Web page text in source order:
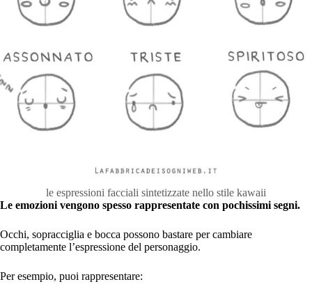
le espressioni facciali sintetizzate nello stile kawaii
Le emozioni vengono spesso rappresentate con pochissimi segni.
Occhi, sopracciglia e bocca possono bastare per cambiare
completamente l’espressione del personaggio.
Per esempio, puoi rappresentare: